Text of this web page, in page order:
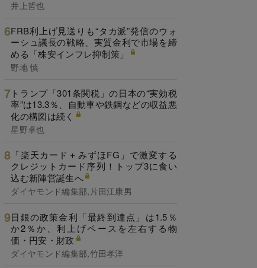
井上哲也
FRB利上げ見送りも“タカ派”発信のウォ
ーシュ議長の戦略、実質金利で市場を締
める「株安インフレ抑制策」
野地 慎
トランプ「301条関税」の日本の“実効税
率”は13.3％、自動車や鉄鋼などの収益悪
化の構図は続く
星野卓也
「楽天カード＋みずほFG」で激変する
クレジットカード序列！トップ3に食い
込む新陣営誕生へ
ダイヤモンド編集部,片田江康男
日銀の政策金利「最終到達点」は1.5％
か2％か、利上げペースを左右する物
価・円安・財政
ダイヤモンド編集部,竹田孝洋